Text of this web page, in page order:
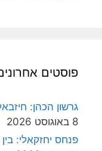
פוסטים
גרשון הכהן:
8 באוגוסט 2026
פנחס יחזקאלי: